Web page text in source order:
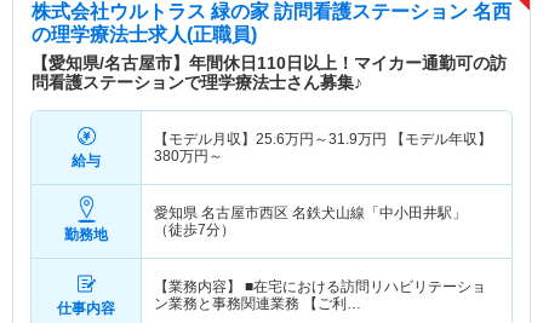
株式会社ウルトラス 緑の家 訪問看護ステーション 名西
の理学療法士求人(正職員)
【愛知県/名古屋市】年間休日110日以上！マイカー通勤可の訪
問看護ステーションで理学療法士さん募集♪
給与
【モデル月収】 25.6万円～31.9万円
【モデル年収】
380万円～
勤務地
愛知県 名古屋市西区 名鉄犬山線「中小田井駅」
（徒歩7分）
仕事内容
【業務内容】 ■在宅における訪問リハビリテーショ
ン業務と事務関連業務 【ご利…